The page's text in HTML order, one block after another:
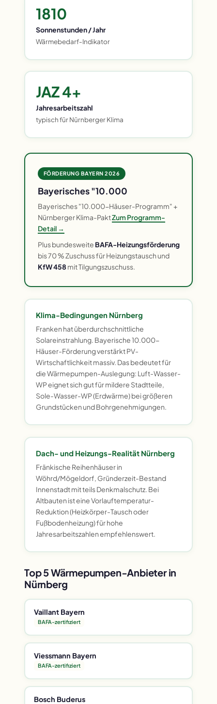
1810
Sonnenstunden / Jahr
Wärmebedarf-Indikator
JAZ 4+
Jahresarbeitszahl
typisch für Nürnberger Klima
FÖRDERUNG BAYERN 2026
Bayerisches "10.000
Bayerisches "10.000-Häuser-Programm" +
Nürnberger Klima-PaktZum Programm-
Detail →
Plus bundesweite BAFA-Heizungsförderung
bis 70 % Zuschuss für Heizungstausch und
KfW 458 mit Tilgungszuschuss.
Klima-Bedingungen Nürnberg
Franken hat überdurchschnittliche
Solareinstrahlung. Bayerische 10.000-
Häuser-Förderung verstärkt PV-
Wirtschaftlichkeit massiv. Das bedeutet für
die Wärmepumpen-Auslegung: Luft-Wasser-
WP eignet sich gut für mildere Stadtteile,
Sole-Wasser-WP (Erdwärme) bei größeren
Grundstücken und Bohrgenehmigungen.
Dach- und Heizungs-Realität Nürnberg
Fränkische Reihenhäuser in
Wöhrd/Mögeldorf, Gründerzeit-Bestand
Innenstadt mit teils Denkmalschutz. Bei
Altbauten ist eine Vorlauftemperatur-
Reduktion (Heizkörper-Tausch oder
Fußbodenheizung) für hohe
Jahresarbeitszahlen empfehlenswert.
Top 5 Wärmepumpen-Anbieter in
Nürnberg
Vaillant Bayern
BAFA-zertifiziert
Viessmann Bayern
BAFA-zertifiziert
Bosch Buderus